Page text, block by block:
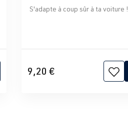
S'adapte à coup sûr à ta voiture !
9,20 €